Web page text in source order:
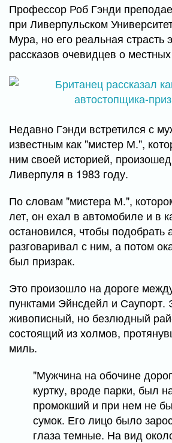
Профессор Роб Гэнди
при Ливерпульском
Мура, но его реальная страсть
рассказов очевидцев о
Недавно Гэнди встретился с
известным как "мистер М.",
ним своей историей,
Ливерпуля в 1983 году.
По словам "мистера М.",
лет, он ехал в автомобиле и в
остановился, чтобы подобрать
разговаривал с ним, а потом
был призрак.
Это произошло на дороге
пунктами Эйнсдейл и Саупорт.
живописный, но безлюдный
состоящий из холмов,
миль.
"Мужчина на обочине
куртку, вроде парки, был
промокший и при нем не
сумок. Его лицо было
глаза темные. На вид